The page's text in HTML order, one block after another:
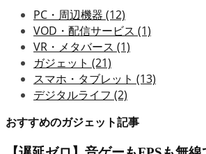
PC・周辺機器 (12)
VOD・配信サービス (1)
VR・メタバース (1)
ガジェット (21)
スマホ・タブレット (13)
デジタルライフ (2)
おすすめのガジェット記事